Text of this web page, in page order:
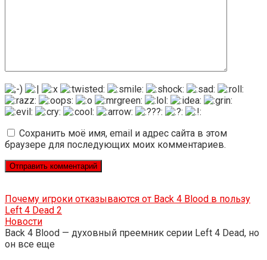
Сохранить моё имя, email и адрес сайта в этом
браузере для последующих моих комментариев.
Почему игроки отказываются от Back 4 Blood в пользу
Left 4 Dead 2
Новости
Back 4 Blood — духовный преемник серии Left 4 Dead, но
он все еще